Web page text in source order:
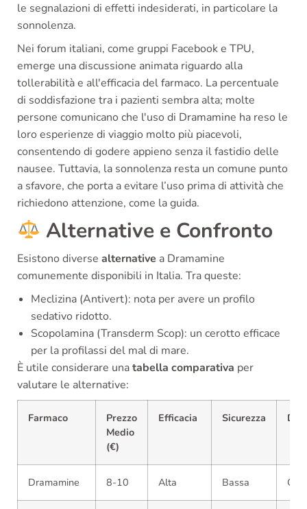
le segnalazioni di effetti indesiderati, in particolare la
sonnolenza.
Nei forum italiani, come gruppi Facebook e TPU,
emerge una discussione animata riguardo alla
tollerabilità e all'efficacia del farmaco. La percentuale
di soddisfazione tra i pazienti sembra alta; molte
persone comunicano che l'uso di Dramamine ha reso le
loro esperienze di viaggio molto più piacevoli,
consentendo di godere appieno senza il fastidio delle
nausee. Tuttavia, la sonnolenza resta un comune punto
a sfavore, che porta a evitare l’uso prima di attività che
richiedono attenzione, come la guida.
Alternative e Confronto
Esistono diverse alternative a Dramamine
comunemente disponibili in Italia. Tra queste:
Meclizina (Antivert): nota per avere un profilo
sedativo ridotto.
Scopolamina (Transderm Scop): un cerotto efficace
per la profilassi del mal di mare.
È utile considerare unatabella comparativa per
valutare le alternative:
Farmaco
Prezzo
Medio
(€)
Efficacia Sicurezza
Dramamine 8-10 Alta Bassa OTC